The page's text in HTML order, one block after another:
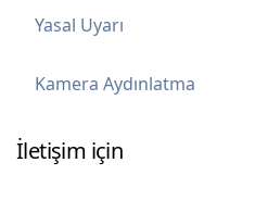
Yasal Uyarı
Kamera Aydınlatma
İletişim için